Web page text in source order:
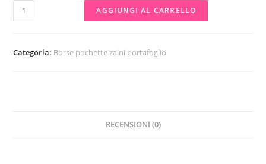
BORSE
MARE
quantità
AGGIUNGI AL CARRELLO
Categoria: Borse pochette zaini portafoglio
RECENSIONI (0)